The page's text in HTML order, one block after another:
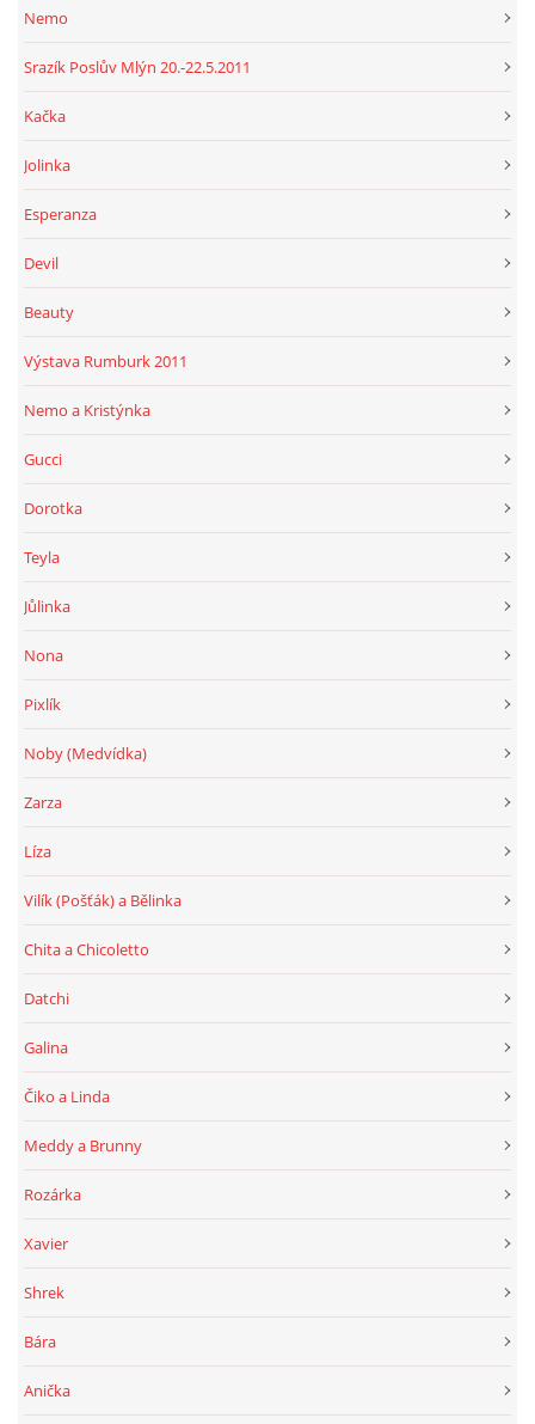
Nemo
Srazík Poslův Mlýn 20.-22.5.2011
Kačka
Jolinka
Esperanza
Devil
Beauty
Výstava Rumburk 2011
Nemo a Kristýnka
Gucci
Dorotka
Teyla
Jůlinka
Nona
Pixlík
Noby (Medvídka)
Zarza
Líza
Vilík (Pošťák) a Bělinka
Chita a Chicoletto
Datchi
Galina
Čiko a Linda
Meddy a Brunny
Rozárka
Xavier
Shrek
Bára
Anička